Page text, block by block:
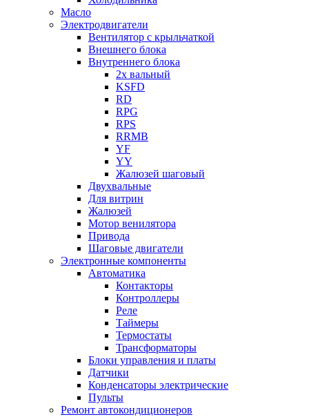
Масло
Электродвигатели
Вентилятор с крыльчаткой
Внешнего блока
Внутреннего блока
2х вальный
KSFD
RD
RPG
RPS
RRMB
YF
YY
Жалюзей шаговый
Двухвальные
Для витрин
Жалюзей
Мотор венилятора
Привода
Шаговые двигатели
Электронные компоненты
Автоматика
Контакторы
Контроллеры
Реле
Таймеры
Термостаты
Трансформаторы
Блоки управления и платы
Датчики
Конденсаторы электрические
Пульты
Ремонт автокондиционеров